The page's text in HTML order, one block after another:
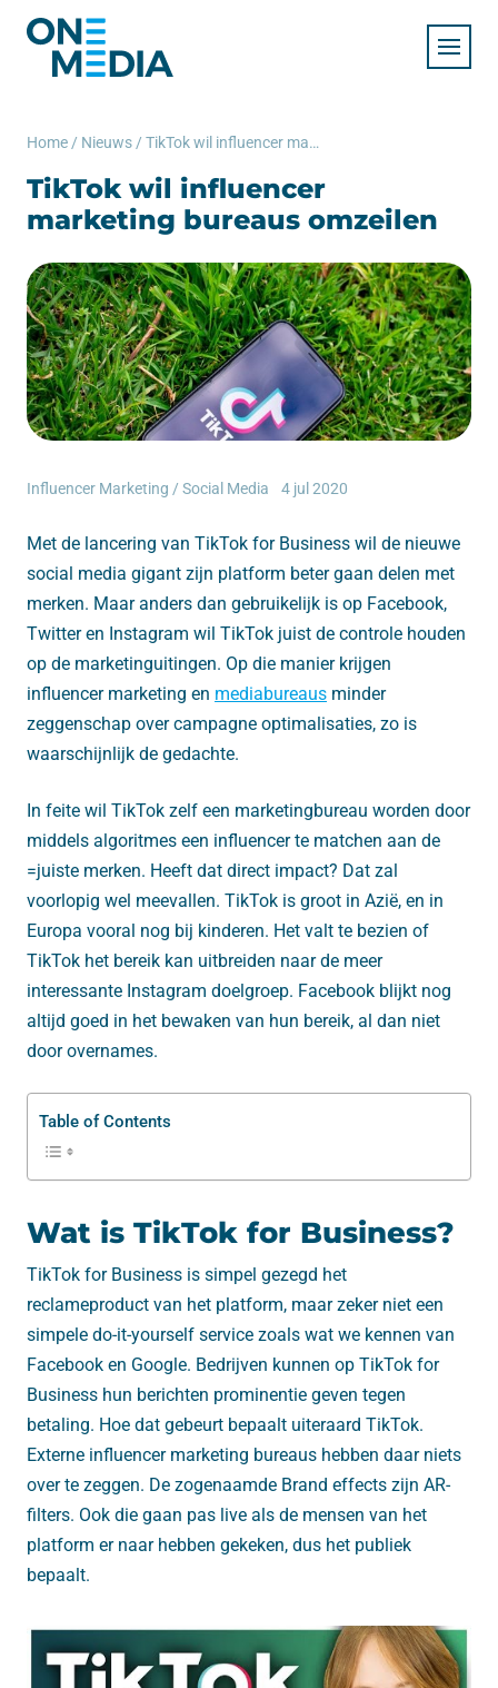
Home / Nieuws / TikTok wil influencer marketing bureaus omzeilen
TikTok wil influencer
marketing bureaus omzeilen
Influencer Marketing / Social Media 4 jul 2020
Met de lancering van TikTok for Business wil de nieuwe
social media gigant zijn platform beter gaan delen met
merken. Maar anders dan gebruikelijk is op Facebook,
Twitter en Instagram wil TikTok juist de controle houden
op de marketinguitingen. Op die manier krijgen
influencer marketing en mediabureaus minder
zeggenschap over campagne optimalisaties, zo is
waarschijnlijk de gedachte.
In feite wil TikTok zelf een marketingbureau worden door
middels algoritmes een influencer te matchen aan de
=juiste merken. Heeft dat direct impact? Dat zal
voorlopig wel meevallen. TikTok is groot in Azië, en in
Europa vooral nog bij kinderen. Het valt te bezien of
TikTok het bereik kan uitbreiden naar de meer
interessante Instagram doelgroep. Facebook blijkt nog
altijd goed in het bewaken van hun bereik, al dan niet
door overnames.
Table of Contents
Wat is TikTok for Business?
TikTok for Business is simpel gezegd het
reclameproduct van het platform, maar zeker niet een
simpele do-it-yourself service zoals wat we kennen van
Facebook en Google. Bedrijven kunnen op TikTok for
Business hun berichten prominentie geven tegen
betaling. Hoe dat gebeurt bepaalt uiteraard TikTok.
Externe influencer marketing bureaus hebben daar niets
over te zeggen. De zogenaamde Brand effects zijn AR-
filters. Ook die gaan pas live als de mensen van het
platform er naar hebben gekeken, dus het publiek
bepaalt.